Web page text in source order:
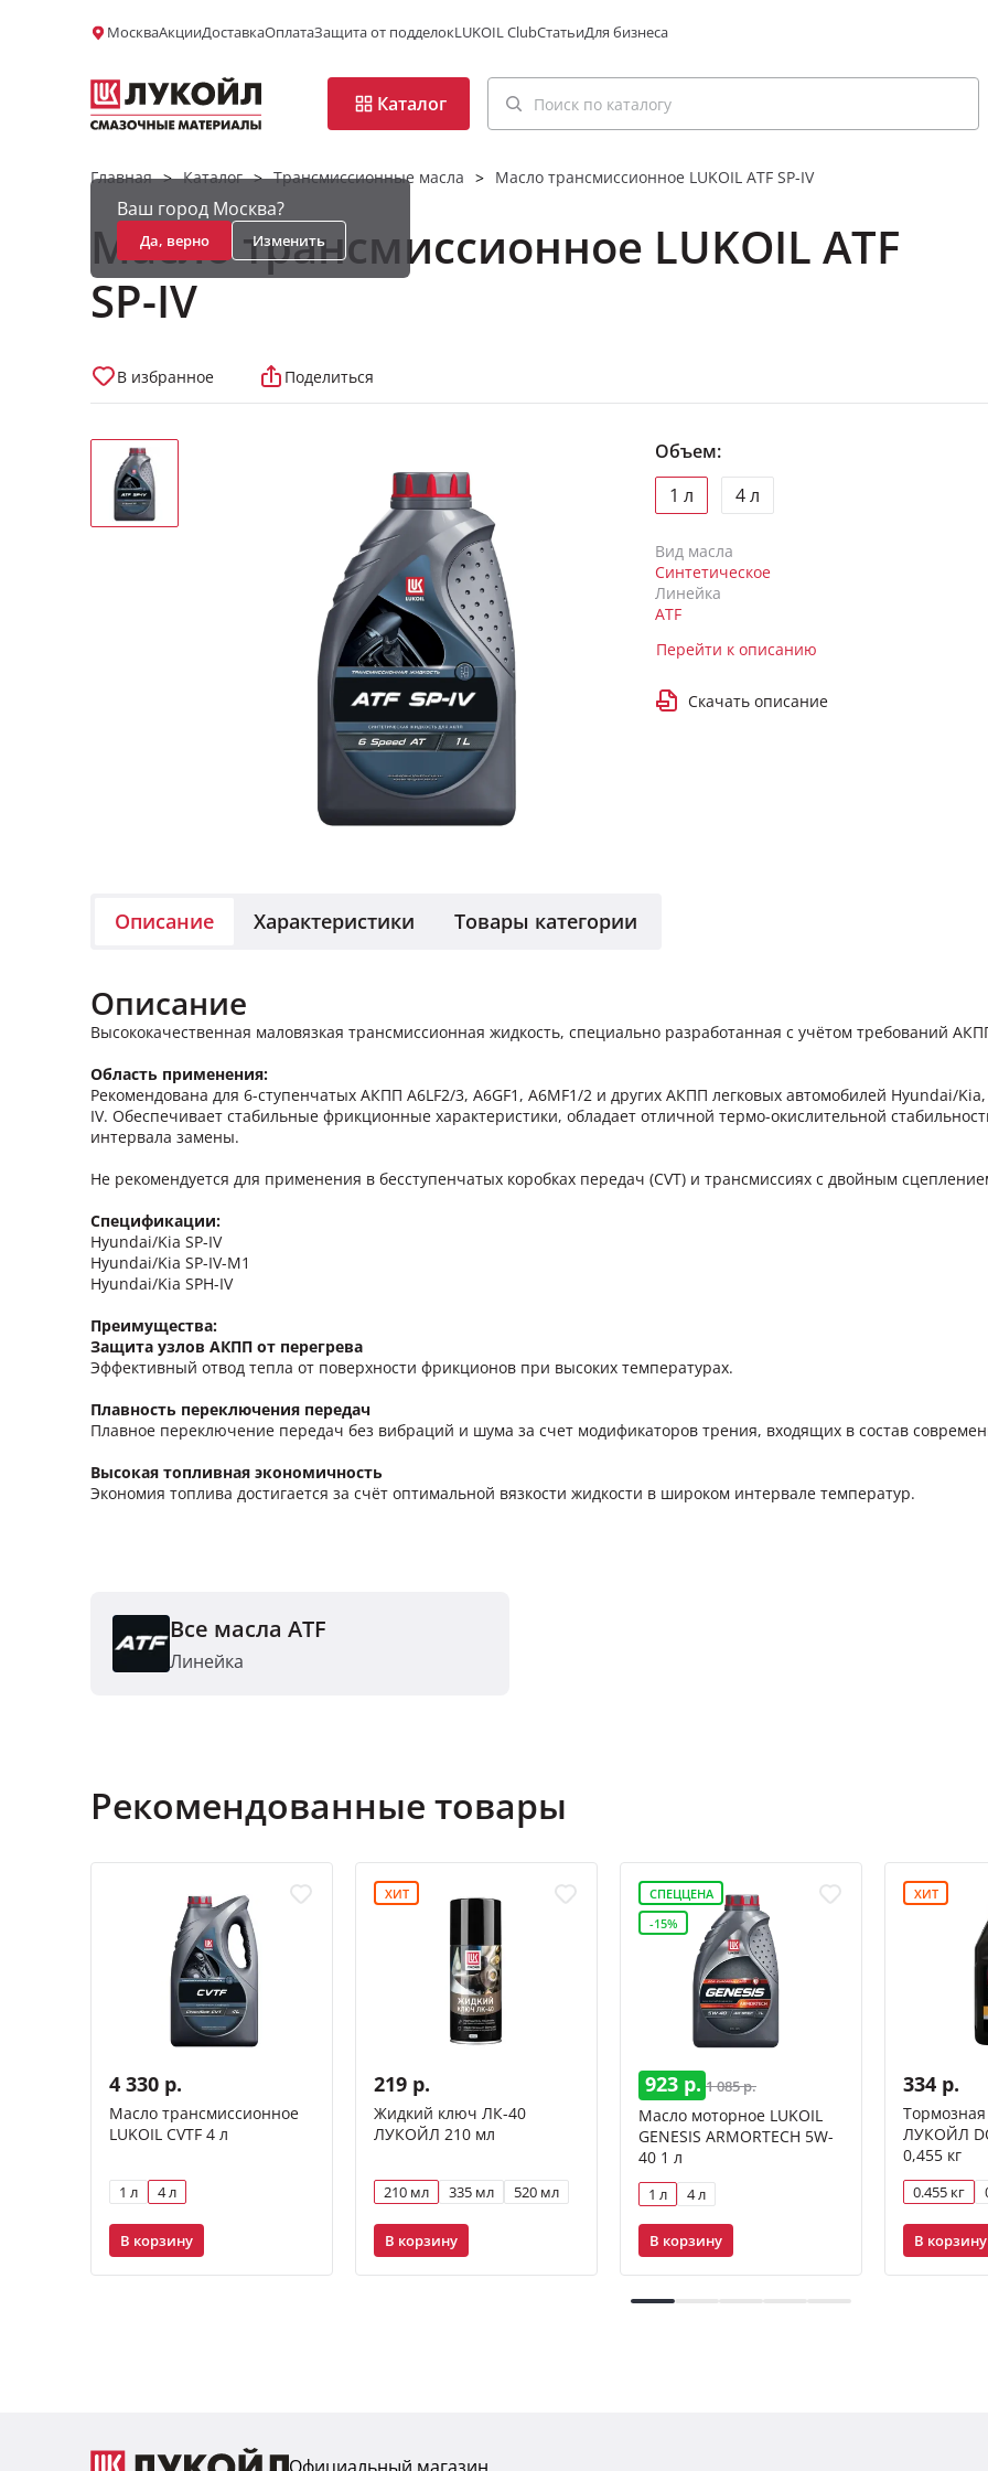
МоскваАкцииДоставкаОплатаЗащита от подделокLUKOIL ClubСтатьиДля бизнеса
Каталог
Ваш город Москва?
Да, верно Изменить
Главная > Каталог > Трансмиссионные масла > Масло трансмиссионное LUKOIL ATF SP-IV
Масло трансмиссионное LUKOIL ATF
SP-IV
В избранное Поделиться
Объем:
1 л
4 л
Вид масла
Синтетическое
Линейка
ATF
Перейти к описанию
Скачать описание
Описание Характеристики Товары категории
Описание
Высококачественная маловязкая трансмиссионная жидкость, специально разработанная с учётом требований
Область применения:
Рекомендована для 6-ступенчатых АКПП A6LF2/3, A6GF1, A6MF1/2 и других АКПП легковых автомобилей Hyundai/
IV. Обеспечивает стабильные фрикционные характеристики, обладает отличной термо-окислительной
интервала замены.
Не рекомендуется для применения в бесступенчатых коробках передач (CVT) и трансмиссиях с двойным
Спецификации:
Hyundai/Kia SP-IV
Hyundai/Kia SP-IV-М1
Hyundai/Kia SPH-IV
Преимущества:
Защита узлов АКПП от перегрева
Эффективный отвод тепла от поверхности фрикционов при высоких температурах.
Плавность переключения передач
Плавное переключение передач без вибраций и шума за счет модификаторов трения, входящих в состав
Высокая топливная экономичность
Экономия топлива достигается за счёт оптимальной вязкости жидкости в широком интервале температур.
Все масла ATF
Линейка
Рекомендованные товары
4 330 р.
Масло трансмиссионное
LUKOIL CVTF 4 л
1 л 4 л
В корзину
ХИТ
219 р.
Жидкий ключ ЛК-40
ЛУКОЙЛ 210 мл
210 мл 335 мл 520 мл
В корзину
СПЕЦЦЕНА
-15%
923 р. 1 085 р.
Масло моторное LUKOIL
GENESIS ARMORTECH 5W-
40 1 л
1 л 4 л
В корзину
ХИТ
334 р.
ЛУКОЙЛ
0,455 кг
0.455 кг
В корзину